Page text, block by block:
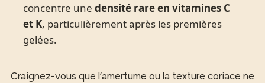
concentre unedensité rare en vitamines C
et K, particulièrement après les premières
gelées.
Craignez-vous que l’amertume ou la texture coriace ne